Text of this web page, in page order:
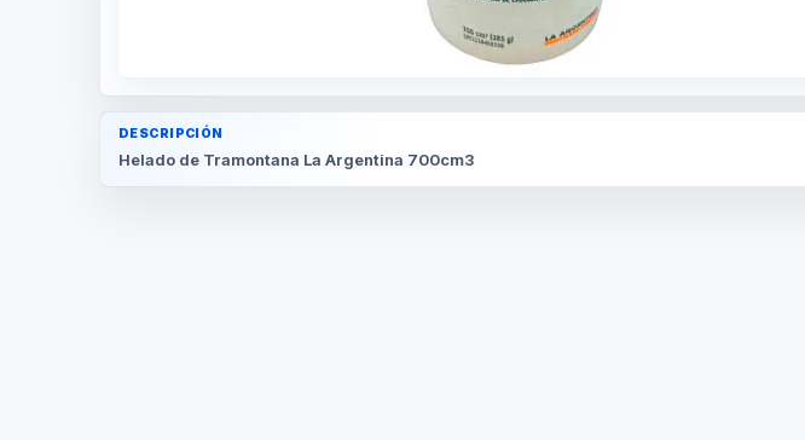
DESCRIPCIÓN
Helado de Tramontana La Argentina 700cm3